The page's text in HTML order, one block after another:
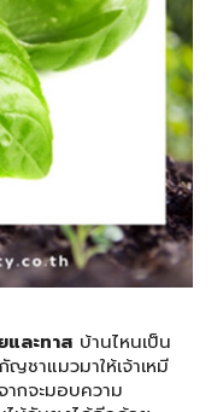
ละทาส บ้านไหนเป็น
ชาแมวมาให้เจ้าเหมี
กจะมอบความ